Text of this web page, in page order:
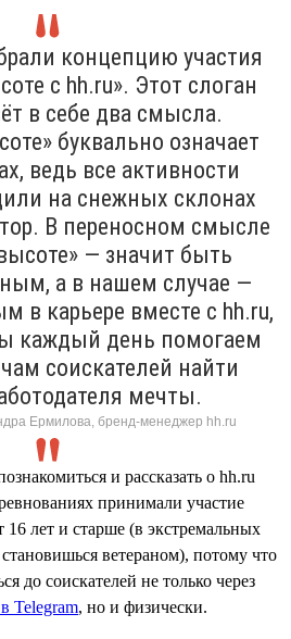
концепцию участия
с hh.ru». Этот слоган
в себе два смысла.
буквально означает
ведь все активности
на снежных склонах
В переносном смысле
— значит быть
а в нашем случае —
в карьере вместе с hh.ru,
каждый день помогаем
соискателей найти
мечты.
Ермилова, бренд-менеджер hh.ru
и рассказать о hh.ru
принимали участие
16 лет и старше (в экстремальных
ветераном), потому что
до соискателей не только через
Telegram, но и физически.